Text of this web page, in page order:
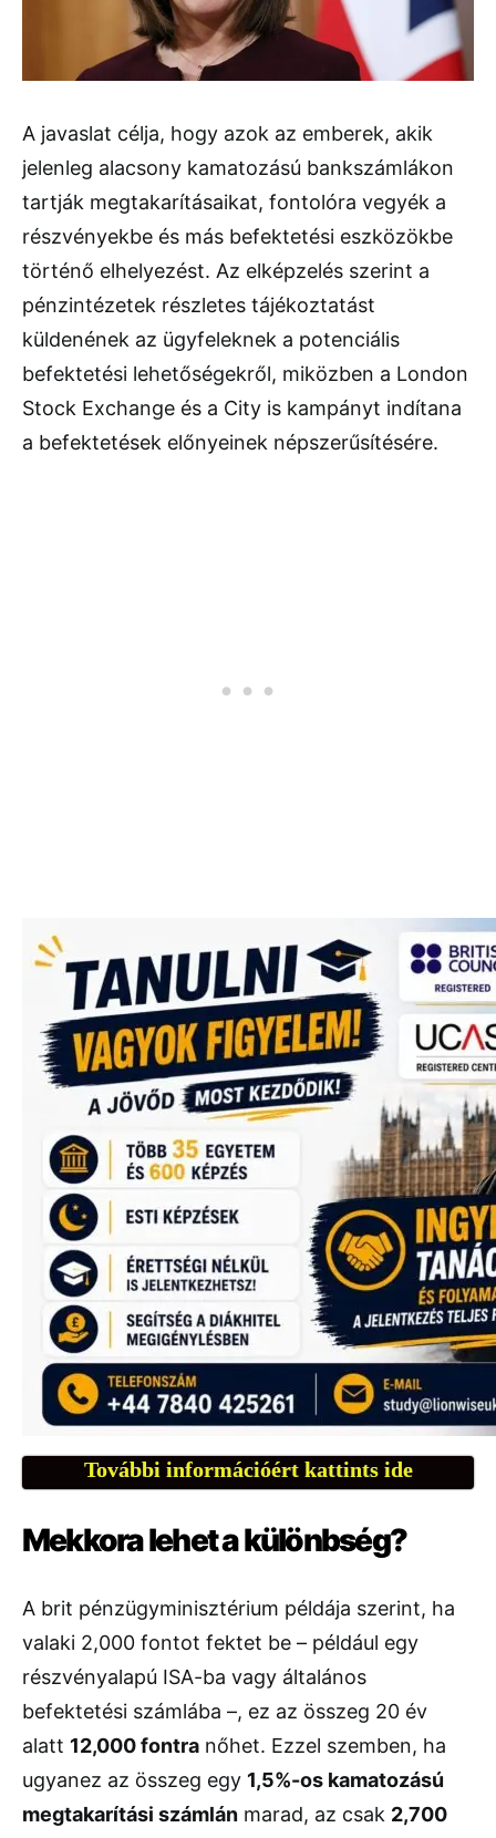
A javaslat célja, hogy azok az emberek, akik
jelenleg alacsony kamatozású bankszámlákon
tartják megtakarításaikat, fontolóra vegyék a
részvényekbe és más befektetési eszközökbe
történő elhelyezést. Az elképzelés szerint a
pénzintézetek részletes tájékoztatást
küldenének az ügyfeleknek a potenciális
befektetési lehetőségekről, miközben a London
Stock Exchange és a City is kampányt indítana
a befektetések előnyeinek népszerűsítésére.
További információért kattints ide
Mekkora lehet a különbség?
A brit pénzügyminisztérium példája szerint, ha
valaki 2,000 fontot fektet be – például egy
részvényalapú ISA-ba vagy általános
befektetési számlába –, ez az összeg 20 év
alatt 12,000 fontra nőhet. Ezzel szemben, ha
ugyanez az összeg egy 1,5%-os kamatozású
megtakarítási számlán marad, az csak 2,700